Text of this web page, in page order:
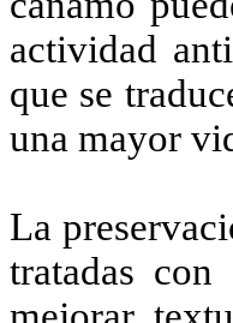
actividad
que se
una mayor
La
tratadas con